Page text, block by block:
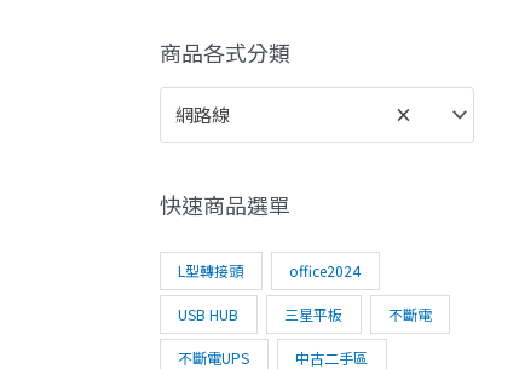
商品各式分類
×
網路線
快速商品選單
L型轉接頭 office2024
USB HUB 三星平板 不斷電
不斷電UPS 中古二手區